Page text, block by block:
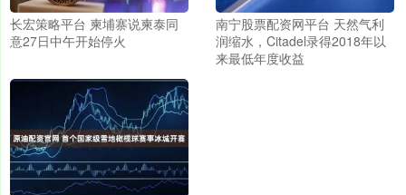
长宏策略平台 柬埔寨说柬泰同
意27日中午开始停火
南宁股票配资网平台 天然气利
润缩水，Citadel录得2018年以
来最低年度收益